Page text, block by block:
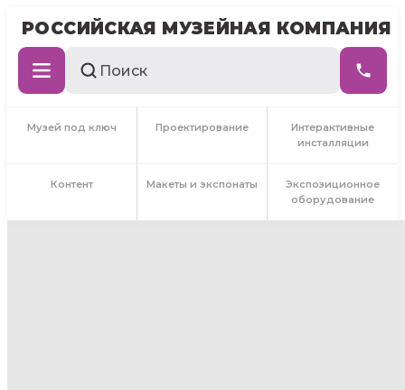
РОССИЙСКАЯ МУЗЕЙНАЯ КОМПАНИЯ
Музей под ключ Проектирование
Интерактивные
инсталляции
Контент Макеты и экспонаты
Экспозиционное
оборудование